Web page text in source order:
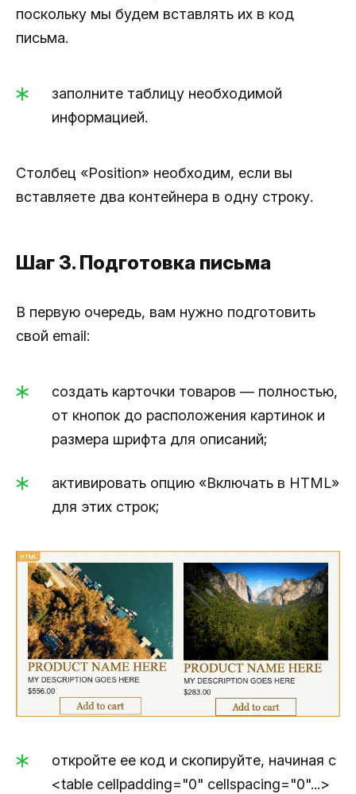
поскольку мы будем вставлять их в код
письма.
заполните таблицу необходимой
информацией.
Столбец «Position» необходим, если вы
вставляете два контейнера в одну строку.
Шаг 3. Подготовка письма
В первую очередь, вам нужно подготовить
свой email:
создать карточки товаров — полностью,
от кнопок до расположения картинок и
размера шрифта для описаний;
активировать опцию «Включать в HTML»
для этих строк;
откройте ее код и скопируйте, начиная с
<table cellpadding="0" cellspacing="0"...>